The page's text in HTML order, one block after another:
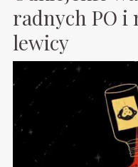
radnych PO i
lewicy